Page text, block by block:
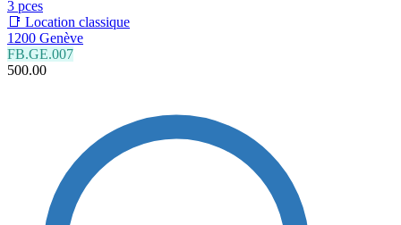
3 pces
📑 Location classique
1200 Genève
FB.GE.007
500.00